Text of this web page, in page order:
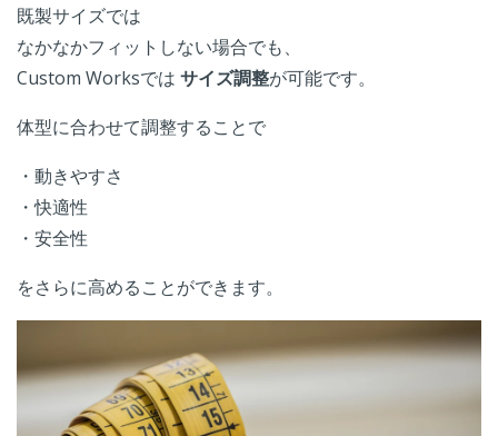
既製サイズでは
なかなかフィットしない場合でも、
Custom Worksでは サイズ調整が可能です。
体型に合わせて調整することで
・動きやすさ
・快適性
・安全性
をさらに高めることができます。